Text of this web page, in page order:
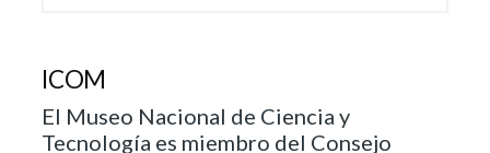
ICOM
El Museo Nacional de Ciencia y
Tecnología es miembro del Consejo